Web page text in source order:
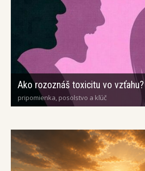
Ako rozoznáš toxicitu vo vzťahu?
pripomienka, posolstvo a kľúč